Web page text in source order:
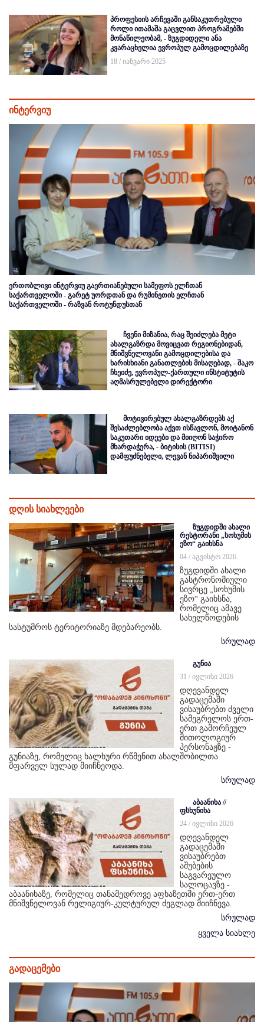
პროფესიის არჩევაში განსაკუთრებული
როლი ითამაშა გაცვლით პროგრამებში
მონაწილეობამ, - ზუგდიდელი ანა
კვარაცხელია ევროპულ გამოცდილებაზე
18 / იანვარი 2025
ინტერვიუ
ერთობლივი ინტერვიუ გაერთიანებული სამეფოს ელჩთან
საქართველოში - გარეტ უორდთან და რუმინეთის ელჩთან
საქართველოში - რაზვან როტუნდუსთან
ჩვენი მიზანია, რაც შეიძლება მეტი
ახალგაზრდა მოვიცვათ რეგიონებიდან,
მნიშვნელოვანი გამოცდილებისა და
ხარისხიანი განათლების მისაღებად, - შაკო
ჩხეიძე, ევროპულ-ქართული ინსტიტუტის
აღმასრულებელი დირექტორი
მოტივირებულ ახალგაზრდებს აქ
შესაძლებლობა აქვთ ისწავლონ, მოიტანონ
საკუთარი იდეები და მიიღონ საჭირო
მხარდაჭერა, - ბიტისის (BITISI)
დამფუძნებელი, ლევან ნიპარიშვილი
დღის სიახლეები
ზუგდიდში ახალი
რესტორანი „სოხუმის
ეზო“ გაიხსნა
04 / აგვისტო 2026
ზუგდიდში ახალი
გასტრონომიული
სივრცე „სოხუმის
ეზო“ გაიხსნა,
რომელიც ამავე
სახელწოდების
სასტუმროს ტერიტორიაზე მდებარეობს.
სრულად
გუნია
31 / ივლისი 2026
დღევანდელ
გადაცემაში
ვისაუბრებთ ძველი
სამეგრელოს ერთ-
ერთ გამორჩეულ
მითოლოგიურ
პერსონაჟზე -
გუნიაზე, რომელიც ხალხური რწმენით ახალშობილთა
მფარველ სულად მიიჩნეოდა.
სრულად
აბაანიხა //
ფსხუნიხა
24 / ივლისი 2026
დღევანდელ
გადაცემაში
ვისაუბრებთ
აშუბების
საგვარეულო
სალოცავზე -
აბაანიხაზე, რომელიც თანამედროვე აფხაზეთში ერთ-ერთ
მნიშვნელოვან რელიგიურ-კულტურულ ძეგლად მიიჩნევა.
სრულად
ყველა სიახლე
გადაცემები